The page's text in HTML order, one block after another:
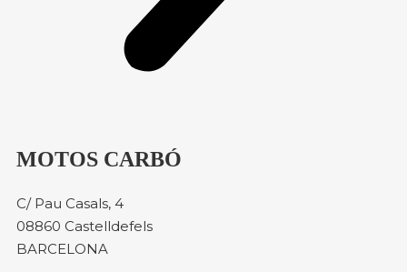
MOTOS CARBÓ
C/ Pau Casals, 4
08860 Castelldefels
BARCELONA